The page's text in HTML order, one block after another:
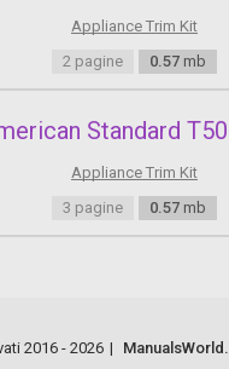
Appliance Trim Kit
2 pagine
0.57mb
Standard
Appliance Trim Kit
3 pagine
0.57mb
2016 - 2026 |